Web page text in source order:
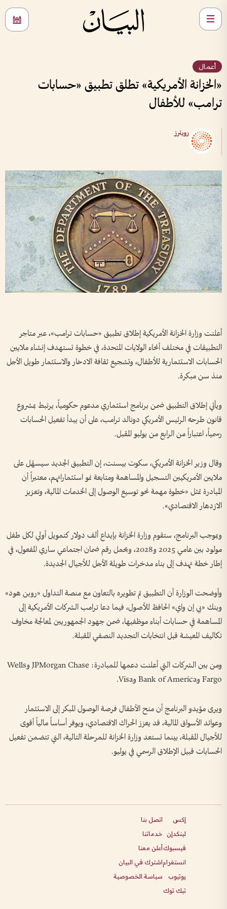
أعمال
«الخزانة الأمريكية» تطلق تطبيق «حسابات
ترامب» للأطفال
رويترز
أعلنت وزارة الخزانة الأمريكية إطلاق تطبيق «حسابات ترامب»، عبر متاجر
التطبيقات في مختلف أنحاء الولايات المتحدة، في خطوة تستهدف إنشاء ملايين
الحسابات الاستثمارية للأطفال، وتشجيع ثقافة الادخار والاستثمار طويل الأجل
منذ سن مبكرة.
ويأتي إطلاق التطبيق ضمن برنامج استثماري مدعوم حكومياً، يرتبط بمشروع
قانون طرحه الرئيس الأمريكي دونالد ترامب، على أن يبدأ تفعيل الحسابات
رسمياً، اعتباراً من الرابع من يوليو المقبل.
وقال وزير الخزانة الأمريكي، سكوت بيسنت، إن التطبيق الجديد سيسهّل على
ملايين الأمريكيين التسجيل والمساهمة ومتابعة نمو استثماراتهم، معتبراً أن
المبادرة تمثل «خطوة مهمة نحو توسيع الوصول إلى الخدمات المالية، وتعزيز
الازدهار الاقتصادي».
وبموجب البرنامج، ستقوم وزارة الخزانة بإيداع ألف دولار كتمويل أولي لكل طفل
مولود بين عامي 2025 و2028، ويحمل رقم ضمان اجتماعي ساري المفعول، في
إطار خطة تهدف إلى بناء مدخرات طويلة الأجل للأجيال الجديدة.
وأوضحت الوزارة أن التطبيق تم تطويره بالتعاون مع منصة التداول «روبن هود»
وبنك «بي إن واي» الحافظ للأصول، فيما دعا ترامب الشركات الأمريكية إلى
المساهمة في حسابات أبناء موظفيها، ضمن جهود الجمهوريين لمعالجة مخاوف
تكاليف المعيشة قبل انتخابات التجديد النصفي المقبلة.
ومن بين الشركات التي أعلنت دعمها للمبادرة: JPMorgan Chase وWells
Fargo وBank of America وVisa.
ويرى مؤيدو البرنامج أن منح الأطفال فرصة الوصول المبكر إلى الاستثمار
وعوائد الأسواق المالية، قد يعزز الحراك الاقتصادي، ويوفر أساساً مالياً أقوى
للأجيال المقبلة، بينما تستعد وزارة الخزانة للمرحلة التالية، التي تتضمن تفعيل
الحسابات قبيل الإطلاق الرسمي في يوليو.
إكس
لينكدإن
فيسبوك
انستغرام
يوتيوب
تيك توك
اتصل بنا
خدماتنا
أعلن معنا
اشترك في البيان
سياسة الخصوصية